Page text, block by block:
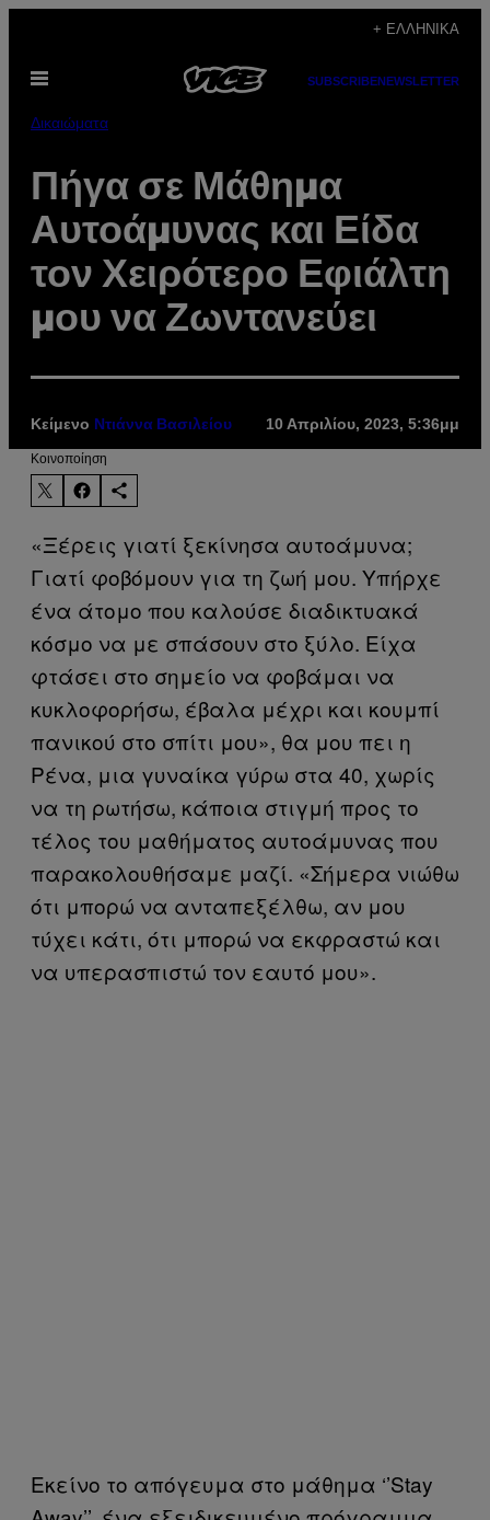
περιεχόμενο
+ ΕΛΛΗΝΙΚΆ
Ανοίξτε
SUBSCRIBENEWSLETTER
Δικαιώματα
Πήγα σε Μάθημα
Αυτοάμυνας και Είδα
τον Χειρότερο Εφιάλτη
μου να Ζωντανεύει
Κείμενο Ντιάννα Βασιλείου 10 Απριλίου, 2023, 5:36μμ
Kοινοποίηση
«Ξέρεις γιατί ξεκίνησα αυτοάμυνα;
Γιατί φοβόμουν για τη ζωή μου. Υπήρχε
ένα άτομο που καλούσε διαδικτυακά
κόσμο να με σπάσουν στο ξύλο. Είχα
φτάσει στο σημείο να φοβάμαι να
κυκλοφορήσω, έβαλα μέχρι και κουμπί
πανικού στο σπίτι μου», θα μου πει η
Ρένα, μια γυναίκα γύρω στα 40, χωρίς
να τη ρωτήσω, κάποια στιγμή προς το
τέλος του μαθήματος αυτοάμυνας που
παρακολουθήσαμε μαζί. «Σήμερα νιώθω
ότι μπορώ να ανταπεξέλθω, αν μου
τύχει κάτι, ότι μπορώ να εκφραστώ και
να υπερασπιστώ τον εαυτό μου».
Εκείνο το απόγευμα στο μάθημα ‘’Stay